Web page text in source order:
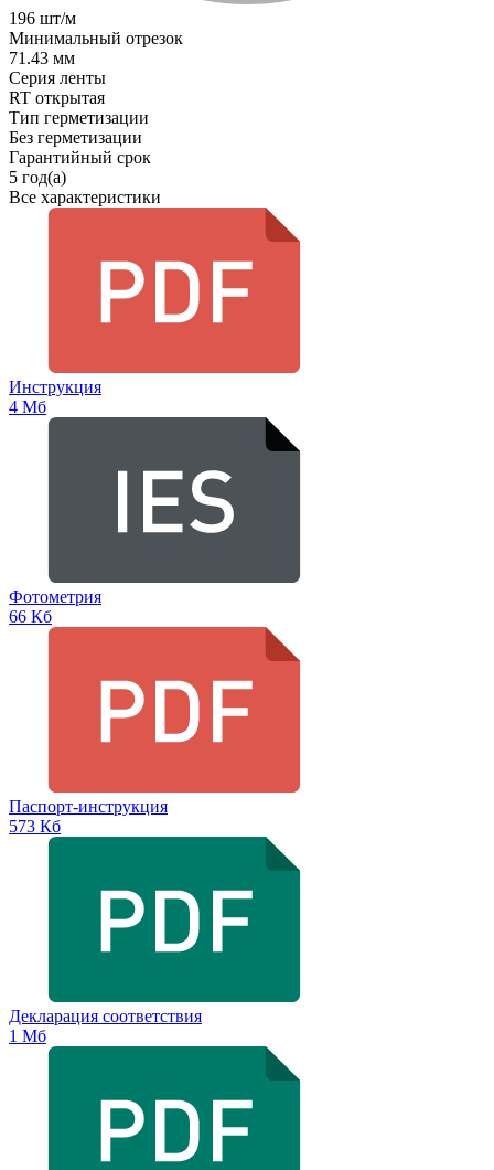
196 шт/м
Минимальный отрезок
71.43 мм
Серия ленты
RT открытая
Тип герметизации
Без герметизации
Гарантийный срок
5 год(а)
Все характеристики
Инструкция
4 Мб
Фотометрия
66 Кб
Паспорт-инструкция
573 Кб
Декларация соответствия
1 Мб